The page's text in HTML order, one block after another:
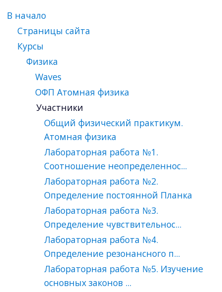
В начало
Страницы сайта
Курсы
Физика
Waves
ОФП Атомная физика
Участники
Общий физический практикум.
Атомная физика
Лабораторная работа №1.
Соотношение неопределеннос...
Лабораторная работа №2.
Определение постоянной Планка
Лабораторная работа №3.
Определение чувствительнос...
Лабораторная работа №4.
Определение резонансного п...
Лабораторная работа №5. Изучение
основных законов ...